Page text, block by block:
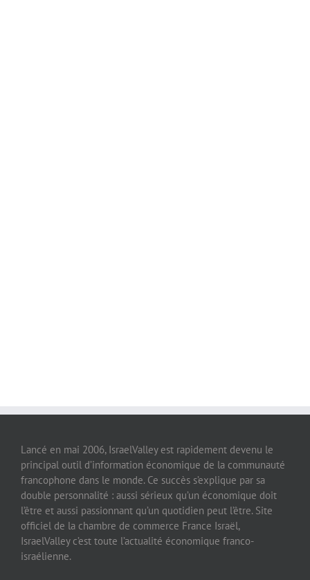
Lancé en mai 2006, IsraelValley est rapidement devenu le
principal outil d’information économique de la communauté
francophone dans le monde. Ce succès s’explique par sa
double personnalité : aussi sérieux qu’un économique doit
l’être et aussi passionnant qu’un quotidien peut l’être. Site
officiel de la chambre de commerce France Israël,
IsraelValley c’est toute l’actualité économique franco-
israélienne.